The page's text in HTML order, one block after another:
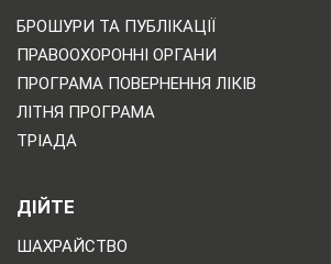
БРОШУРИ ТА ПУБЛІКАЦІЇ
ПРАВООХОРОННІ ОРГАНИ
ПРОГРАМА ПОВЕРНЕННЯ ЛІКІВ
ЛІТНЯ ПРОГРАМА
ТРІАДА
ДІЙТЕ
ШАХРАЙСТВО